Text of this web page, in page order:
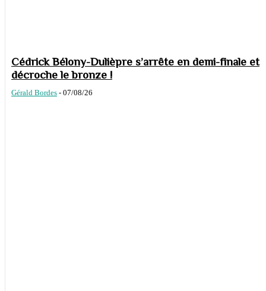
Cédrick Bélony-Dulièpre s’arrête en demi-finale et
décroche le bronze !
Gérald Bordes - 07/08/26